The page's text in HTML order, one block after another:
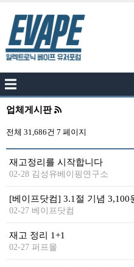
공지사항
나눔이벤트
자유게시판
질문답변
포토
액상
레시피
연구실
업체게시판
전체 31,686건 7 페이지
재고정리를 시작합니다
02-28 김성유베이핑연구소
[베이프닷컴] 3.1절 기념 3,100
02-27 베이프닷컴
재고 정리 1+1
02-27 퍼프몰